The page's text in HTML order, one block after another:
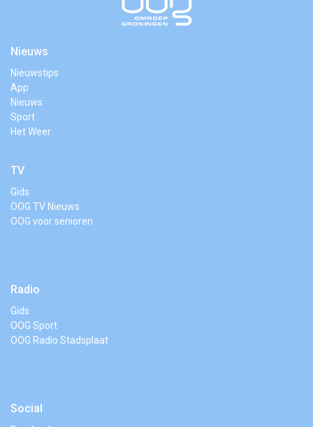
Nieuws
Nieuwstips
App
Nieuws
Sport
Het Weer
TV
Gids
OOG TV Nieuws
OOG voor senioren
Radio
Gids
OOG Sport
OOG Radio Stadsplaat
Social